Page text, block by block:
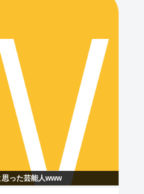
った芸能人www